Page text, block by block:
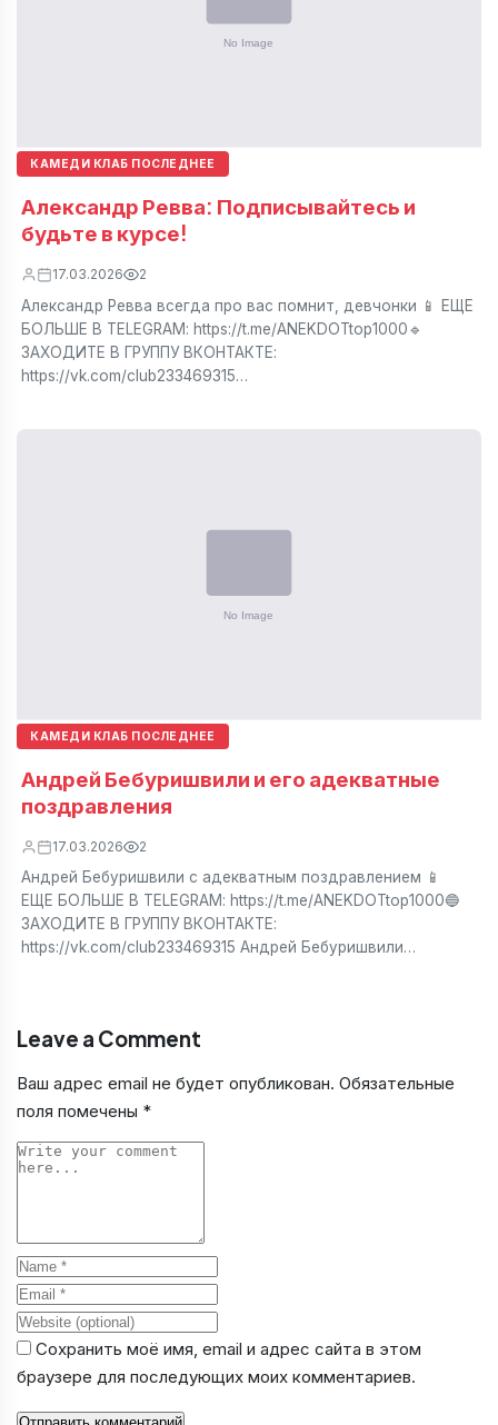
КАМЕДИ КЛАБ ПОСЛЕДНЕЕ
Александр Ревва: Подписывайтесь и
будьте в курсе!
17.03.2026 2
Александр Ревва всегда про вас помнит, девчонки 📱 ЕЩЕ
БОЛЬШЕ В TELEGRAM: https://t.me/ANEKDOTtop1000🔹
ЗАХОДИТЕ В ГРУППУ ВКОНТАКТЕ:
https://vk.com/club233469315…
КАМЕДИ КЛАБ ПОСЛЕДНЕЕ
Андрей Бебуришвили и его адекватные
поздравления
17.03.2026 2
Андрей Бебуришвили с адекватным поздравлением 📱
ЕЩЕ БОЛЬШЕ В TELEGRAM: https://t.me/ANEKDOTtop1000🔵
ЗАХОДИТЕ В ГРУППУ ВКОНТАКТЕ:
https://vk.com/club233469315 Андрей Бебуришвили…
Leave a Comment
Ваш адрес email не будет опубликован. Обязательные
поля помечены *
Comment
Name
Email
Website
Сохранить моё имя, email и адрес сайта в этом
браузере для последующих моих комментариев.